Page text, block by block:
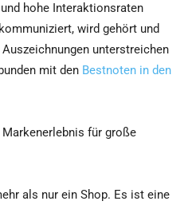
hohe Interaktionsraten
wird gehört und
unterstreichen
mit den Bestnoten in den
Markenerlebnis für große
als nur ein Shop. Es ist eine